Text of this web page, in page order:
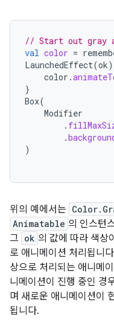
// Start out gray
val color =
LaunchedEffect(ok)
color .
}
Box(
Modifier
.
.
)
위의 예에서는
Animatable 의 인스턴
그 ok 의 값에 따라 색상이
로 애니메이션 처리됩니
상으로 처리되는 애니메
니메이션이 진행 중인 경
며 새로운 애니메이션이
됩니다.